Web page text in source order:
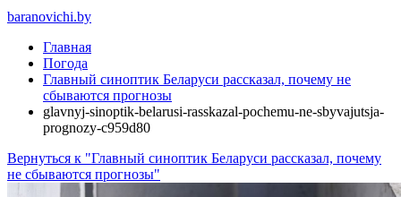
baranovichi.by
Главная
Погода
Главный синоптик Беларуси рассказал, почему не
сбываются прогнозы
glavnyj-sinoptik-belarusi-rasskazal-pochemu-ne-sbyvajutsja-
prognozy-c959d80
Вернуться к "Главный синоптик Беларуси рассказал, почему
не сбываются прогнозы"